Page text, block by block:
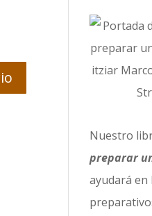
Nuestro
preparar
ayudará en